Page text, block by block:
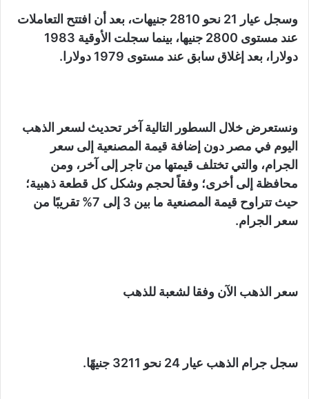
وسجل عيار 21 نحو 2810 جنيهات، بعد أن افتتح التعاملات
عند مستوى 2800 جنيها، بينما سجلت الأوقية 1983
دولارا، بعد إغلاق سابق عند مستوى 1979 دولارا.
ونستعرض خلال السطور التالية آخر تحديث لسعر الذهب
اليوم في مصر دون إضافة قيمة المصنعية إلى سعر
الجرام، والتي تختلف قيمتها من تاجر إلى آخر، ومن
محافظة إلى أخرى؛ وفقاً لحجم وشكل كل قطعة ذهبية؛
حيث تتراوح قيمة المصنعية ما بين 3 إلى 7% تقريبًا من
سعر الجرام.
سعر الذهب الآن وفقا لشعبة للذهب
سجل جرام الذهب عيار 24 نحو 3211 جنيهًا.